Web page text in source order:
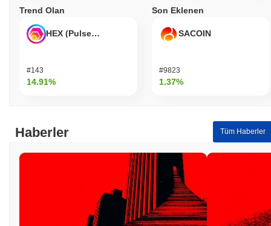
Trend Olan
HEX (Pulsechain)
#143
14.91%
Son Eklenen
SACOIN
#9823
1.37%
Haberler Tüm Haberler